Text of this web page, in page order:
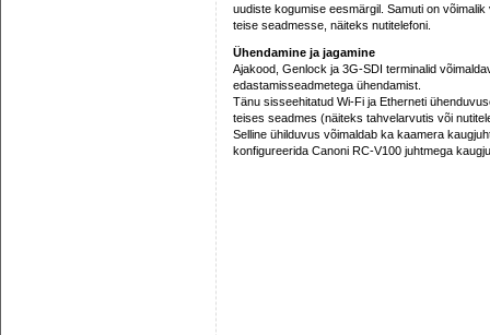
uudiste kogumise eesmärgil. Samuti on
teise seadmesse, näiteks nutitelefoni.
Ühendamine ja jagamine
Ajakood, Genlock ja 3G-SDI terminalid
edastamisseadmetega ühendamist.
Tänu sisseehitatud Wi-Fi ja Etherneti
teises seadmes (näiteks tahvelarvutis või
Selline ühilduvus võimaldab ka kaamera
konfigureerida Canoni RC-V100 juhtmega